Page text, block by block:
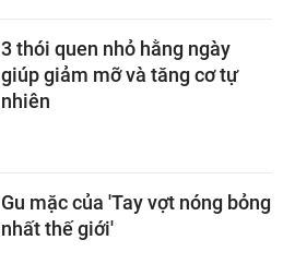
3 thói quen nhỏ hằng ngày
giúp giảm mỡ và tăng cơ tự
nhiên
Gu mặc của 'Tay vợt nóng bỏng
nhất thế giới'